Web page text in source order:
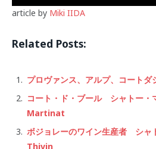
article by Miki IIDA
Related Posts:
プロヴァンス、アルプ、コートダ
コート・ド・ブール シャトー
Martinat
ボジョレーのワイン生産者 シ
Thivin